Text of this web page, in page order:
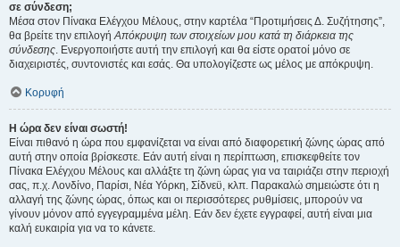
σε σύνδεση;
Μέσα στον Πίνακα Ελέγχου Μέλους, στην καρτέλα “Προτιμήσεις Δ. Συζήτησης”,
θα βρείτε την επιλογήΑπόκρυψη των στοιχείων μου κατά τη διάρκεια της
σύνδεσης. Ενεργοποιήστε αυτή την επιλογή και θα είστε ορατοί μόνο σε
διαχειριστές, συντονιστές και εσάς. Θα υπολογίζεστε ως μέλος με απόκρυψη.
Κορυφή
Η ώρα δεν είναι σωστή!
Είναι πιθανό η ώρα που εμφανίζεται να είναι από διαφορετική ζώνης ώρας από
αυτή στην οποία βρίσκεστε. Εάν αυτή είναι η περίπτωση, επισκεφθείτε τον
Πίνακα Ελέγχου Μέλους και αλλάξτε τη ζώνη ώρας για να ταιριάζει στην περιοχή
σας, π.χ. Λονδίνο, Παρίσι, Νέα Υόρκη, Σίδνεϋ, κλπ. Παρακαλώ σημειώστε ότι η
αλλαγή της ζώνης ώρας, όπως και οι περισσότερες ρυθμίσεις, μπορούν να
γίνουν μόνον από εγγεγραμμένα μέλη. Εάν δεν έχετε εγγραφεί, αυτή είναι μια
καλή ευκαιρία για να το κάνετε.